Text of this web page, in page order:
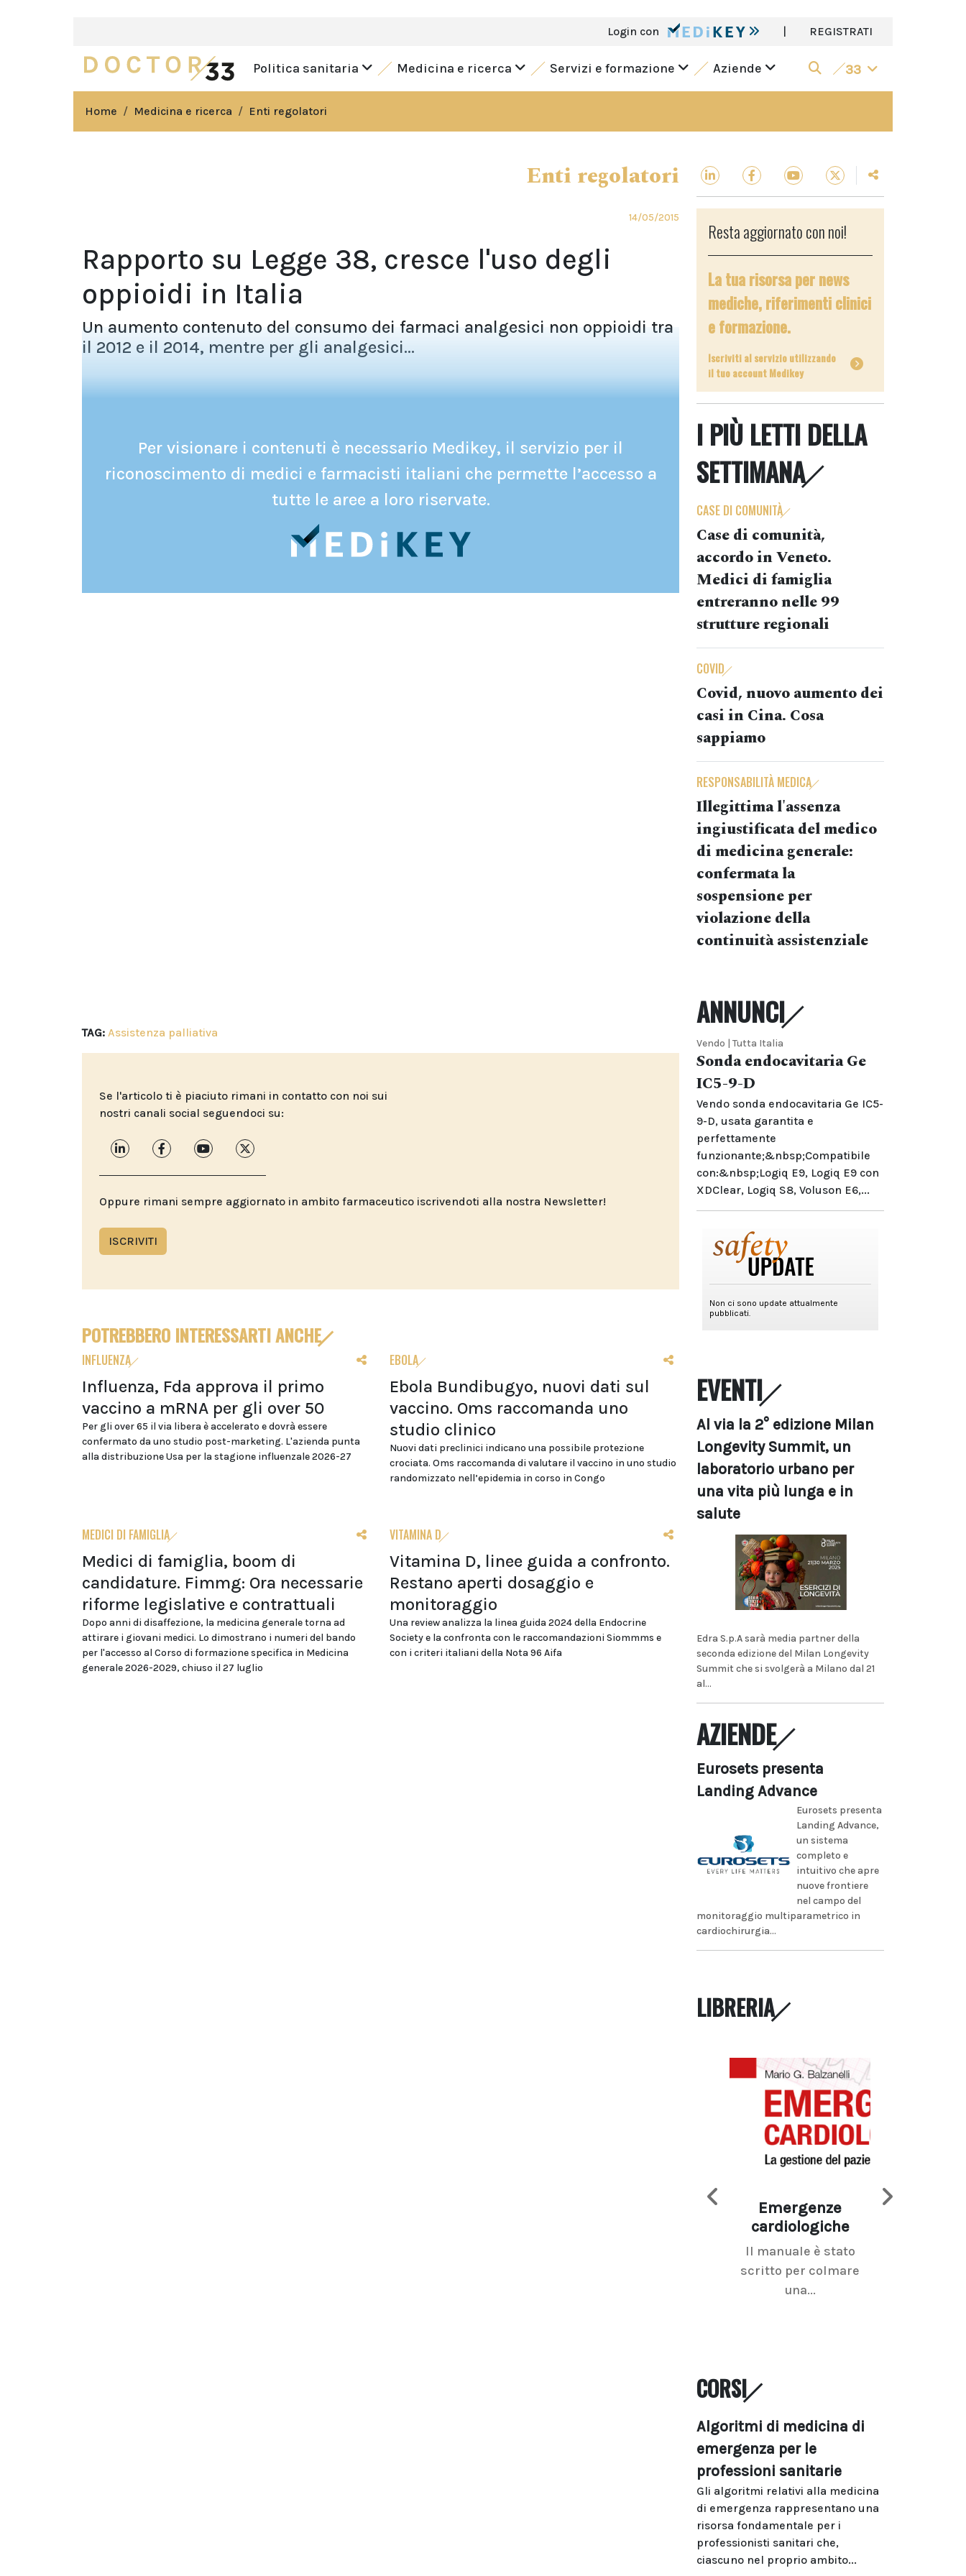
Login con | REGISTRATI
Politica sanitaria Medicina e ricerca Servizi e formazione Aziende 33
Home Medicina e ricerca Enti regolatori
Enti regolatori
14/05/2015
Rapporto su Legge 38, cresce l'uso degli
oppioidi in Italia
Un aumento contenuto del consumo dei farmaci analgesici non oppioidi tra
il 2012 e il 2014, mentre per gli analgesici...
Per visionare i contenuti è necessario Medikey, il servizio per il
riconoscimento di medici e farmacisti italiani che permette l’accesso a
tutte le aree a loro riservate.
TAG: Assistenza palliativa
Se l'articolo ti è piaciuto rimani in contatto con noi sui
nostri canali social seguendoci su:
Oppure rimani sempre aggiornato in ambito farmaceutico iscrivendoti alla nostra Newsletter!
ISCRIVITI
POTREBBERO INTERESSARTI ANCHE
INFLUENZA
Influenza, Fda approva il primo
vaccino a mRNA per gli over 50
Per gli over 65 il via libera è accelerato e dovrà essere
confermato da uno studio post-marketing. L'azienda punta
alla distribuzione Usa per la stagione influenzale 2026-27
EBOLA
Ebola Bundibugyo, nuovi dati sul
vaccino. Oms raccomanda uno
studio clinico
Nuovi dati preclinici indicano una possibile protezione
crociata. Oms raccomanda di valutare il vaccino in uno studio
randomizzato nell’epidemia in corso in Congo
MEDICI DI FAMIGLIA
Medici di famiglia, boom di
candidature. Fimmg: Ora necessarie
riforme legislative e contrattuali
Dopo anni di disaffezione, la medicina generale torna ad
attirare i giovani medici. Lo dimostrano i numeri del bando
per l'accesso al Corso di formazione specifica in Medicina
generale 2026-2029, chiuso il 27 luglio
VITAMINA D
Vitamina D, linee guida a confronto.
Restano aperti dosaggio e
monitoraggio
Una review analizza la linea guida 2024 della Endocrine
Society e la confronta con le raccomandazioni Siommms e
con i criteri italiani della Nota 96 Aifa
Resta aggiornato con noi!
La tua risorsa per news
mediche, riferimenti clinici
e formazione.
Iscriviti al servizio utilizzando
il tuo account Medikey
I PIÙ LETTI DELLA
SETTIMANA
CASE DI COMUNITÀ
Case di comunità,
accordo in Veneto.
Medici di famiglia
entreranno nelle 99
strutture regionali
COVID
Covid, nuovo aumento dei
casi in Cina. Cosa
sappiamo
RESPONSABILITÀ MEDICA
Illegittima l'assenza
ingiustificata del medico
di medicina generale:
confermata la
sospensione per
violazione della
continuità assistenziale
ANNUNCI
Vendo | Tutta Italia
Sonda endocavitaria Ge
IC5-9-D
Vendo sonda endocavitaria Ge IC5-
9-D, usata garantita e
perfettamente
funzionante;&nbsp;Compatibile
con:&nbsp;Logiq E9, Logiq E9 con
XDClear, Logiq S8, Voluson E6,...
EVENTI
Al via la 2° edizione Milan
Longevity Summit, un
laboratorio urbano per
una vita più lunga e in
salute
Edra S.p.A sarà media partner della
seconda edizione del Milan Longevity
Summit che si svolgerà a Milano dal 21
al...
AZIENDE
Eurosets presenta
Landing Advance
Eurosets presenta
Landing Advance,
un sistema
completo e
intuitivo che apre
nuove frontiere
nel campo del
monitoraggio multiparametrico in
cardiochirurgia...
LIBRERIA
Emergenze
cardiologiche
Il manuale è stato
scritto per colmare
una...
CORSI
Algoritmi di medicina di
emergenza per le
professioni sanitarie
Gli algoritmi relativi alla medicina
di emergenza rappresentano una
risorsa fondamentale per i
professionisti sanitari che,
ciascuno nel proprio ambito...